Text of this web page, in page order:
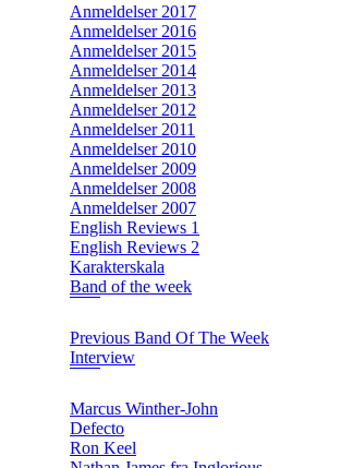
Anmeldelser 2017
Anmeldelser 2016
Anmeldelser 2015
Anmeldelser 2014
Anmeldelser 2013
Anmeldelser 2012
Anmeldelser 2011
Anmeldelser 2010
Anmeldelser 2009
Anmeldelser 2008
Anmeldelser 2007
English Reviews 1
English Reviews 2
Karakterskala
Band of the week
Previous Band Of The Week
Interview
Marcus Winther-John
Defecto
Ron Keel